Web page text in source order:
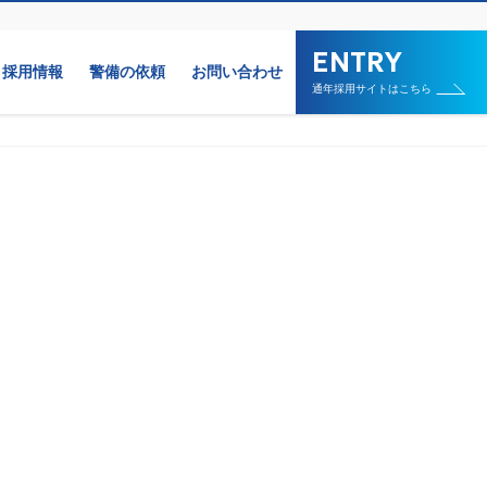
採用情報 警備の依頼 お問い合わせ
通年採用サイトはこちら